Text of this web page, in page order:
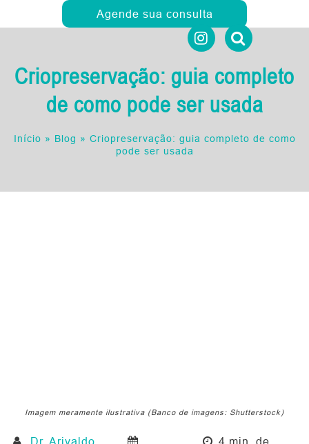
Agende sua consulta
Criopreservação: guia completo
de como pode ser usada
Início » Blog » Criopreservação: guia completo de como
pode ser usada
Imagem meramente ilustrativa (Banco de imagens: Shutterstock)
Dr. Arivaldo
4 min. de